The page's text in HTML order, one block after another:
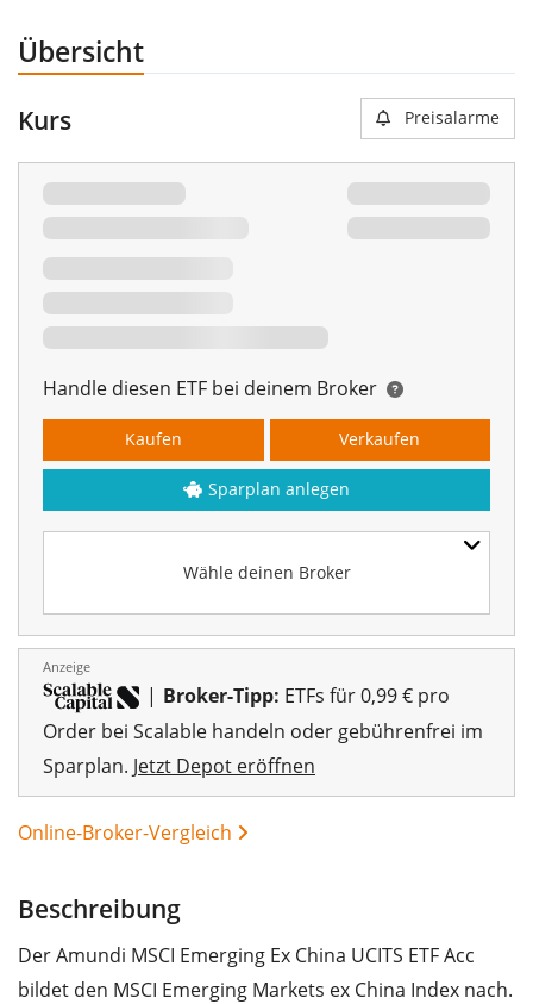
Übersicht
Kurs Preisalarme
Handle diesen ETF bei deinem Broker
Wähle deinen Broker
Kaufen Verkaufen
Sparplan anlegen
Anzeige
| Broker-Tipp: ETFs für 0,99 € pro
Order bei Scalable handeln oder gebührenfrei im
Sparplan. Jetzt Depot eröffnen
Online-Broker-Vergleich
Beschreibung
Der Amundi MSCI Emerging Ex China UCITS ETF Acc
bildet den MSCI Emerging Markets ex China Index nach.